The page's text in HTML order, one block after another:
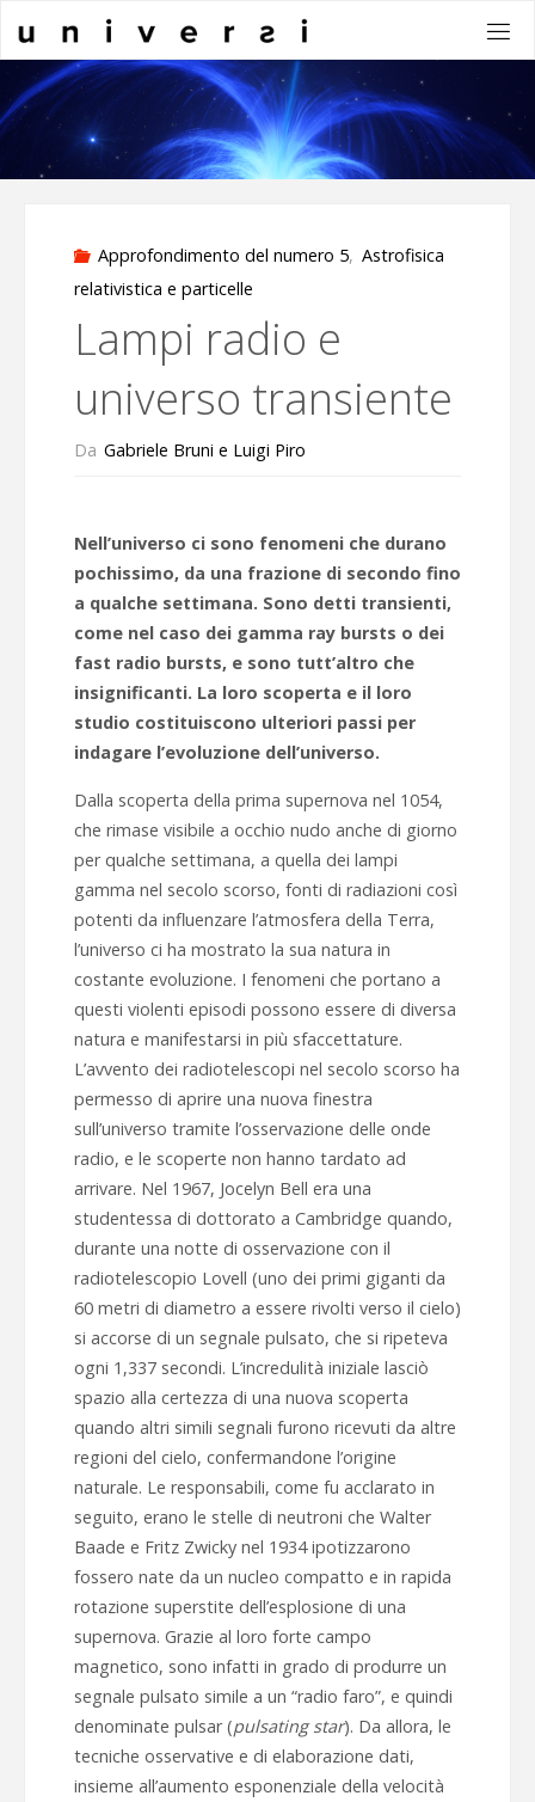
contenuto
Approfondimento del numero 5, Astrofisica
relativistica e particelle
Lampi radio e
universo transiente
Da Gabriele Bruni e Luigi Piro
Nell’universo ci sono fenomeni che durano
pochissimo, da una frazione di secondo fino
a qualche settimana. Sono detti transienti,
come nel caso dei gamma ray bursts o dei
fast radio bursts, e sono tutt’altro che
insignificanti. La loro scoperta e il loro
studio costituiscono ulteriori passi per
indagare l’evoluzione dell’universo.
Dalla scoperta della prima supernova nel 1054,
che rimase visibile a occhio nudo anche di giorno
per qualche settimana, a quella dei lampi
gamma nel secolo scorso, fonti di radiazioni così
potenti da influenzare l’atmosfera della Terra,
l’universo ci ha mostrato la sua natura in
costante evoluzione. I fenomeni che portano a
questi violenti episodi possono essere di diversa
natura e manifestarsi in più sfaccettature.
L’avvento dei radiotelescopi nel secolo scorso ha
permesso di aprire una nuova finestra
sull’universo tramite l’osservazione delle onde
radio, e le scoperte non hanno tardato ad
arrivare. Nel 1967, Jocelyn Bell era una
studentessa di dottorato a Cambridge quando,
durante una notte di osservazione con il
radiotelescopio Lovell (uno dei primi giganti da
60 metri di diametro a essere rivolti verso il cielo)
si accorse di un segnale pulsato, che si ripeteva
ogni 1,337 secondi. L’incredulità iniziale lasciò
spazio alla certezza di una nuova scoperta
quando altri simili segnali furono ricevuti da altre
regioni del cielo, confermandone l’origine
naturale. Le responsabili, come fu acclarato in
seguito, erano le stelle di neutroni che Walter
Baade e Fritz Zwicky nel 1934 ipotizzarono
fossero nate da un nucleo compatto e in rapida
rotazione superstite dell’esplosione di una
supernova. Grazie al loro forte campo
magnetico, sono infatti in grado di produrre un
segnale pulsato simile a un “radio faro”, e quindi
denominate pulsar (pulsating star). Da allora, le
tecniche osservative e di elaborazione dati,
insieme all’aumento esponenziale della velocità